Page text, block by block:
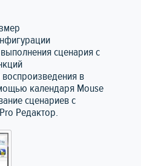
сценария с
в
календаря Mouse
сценариев с
Редактор.